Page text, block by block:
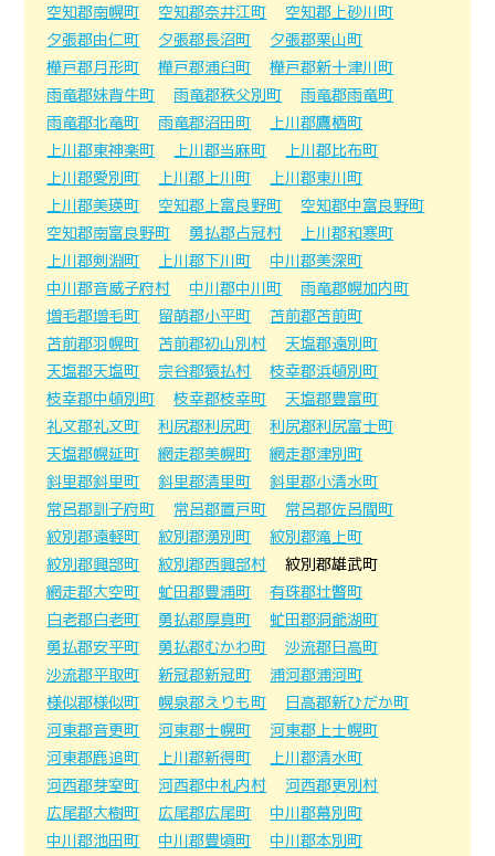
空知郡南幌町
空知郡奈井江町
空知郡上砂川町
夕張郡由仁町
夕張郡長沼町
夕張郡栗山町
樺戸郡月形町
樺戸郡浦臼町
樺戸郡新十津川町
雨竜郡妹背牛町
雨竜郡秩父別町
雨竜郡雨竜町
雨竜郡北竜町
雨竜郡沼田町
上川郡鷹栖町
上川郡東神楽町
上川郡当麻町
上川郡比布町
上川郡愛別町
上川郡上川町
上川郡東川町
上川郡美瑛町
空知郡上富良野町
空知郡中富良野町
空知郡南富良野町
勇払郡占冠村
上川郡和寒町
上川郡剣淵町
上川郡下川町
中川郡美深町
中川郡音威子府村
中川郡中川町
雨竜郡幌加内町
増毛郡増毛町
留萌郡小平町
苫前郡苫前町
苫前郡羽幌町
苫前郡初山別村
天塩郡遠別町
天塩郡天塩町
宗谷郡猿払村
枝幸郡浜頓別町
枝幸郡中頓別町
枝幸郡枝幸町
天塩郡豊富町
礼文郡礼文町
利尻郡利尻町
利尻郡利尻富士町
天塩郡幌延町
網走郡美幌町
網走郡津別町
斜里郡斜里町
斜里郡清里町
斜里郡小清水町
常呂郡訓子府町
常呂郡置戸町
常呂郡佐呂間町
紋別郡遠軽町
紋別郡湧別町
紋別郡滝上町
紋別郡興部町
紋別郡西興部村
紋別郡雄武町
網走郡大空町
虻田郡豊浦町
有珠郡壮瞥町
白老郡白老町
勇払郡厚真町
虻田郡洞爺湖町
勇払郡安平町
勇払郡むかわ町
沙流郡日高町
沙流郡平取町
新冠郡新冠町
浦河郡浦河町
様似郡様似町
幌泉郡えりも町
日高郡新ひだか町
河東郡音更町
河東郡士幌町
河東郡上士幌町
河東郡鹿追町
上川郡新得町
上川郡清水町
河西郡芽室町
河西郡中札内村
河西郡更別村
広尾郡大樹町
広尾郡広尾町
中川郡幕別町
中川郡池田町
中川郡豊頃町
中川郡本別町